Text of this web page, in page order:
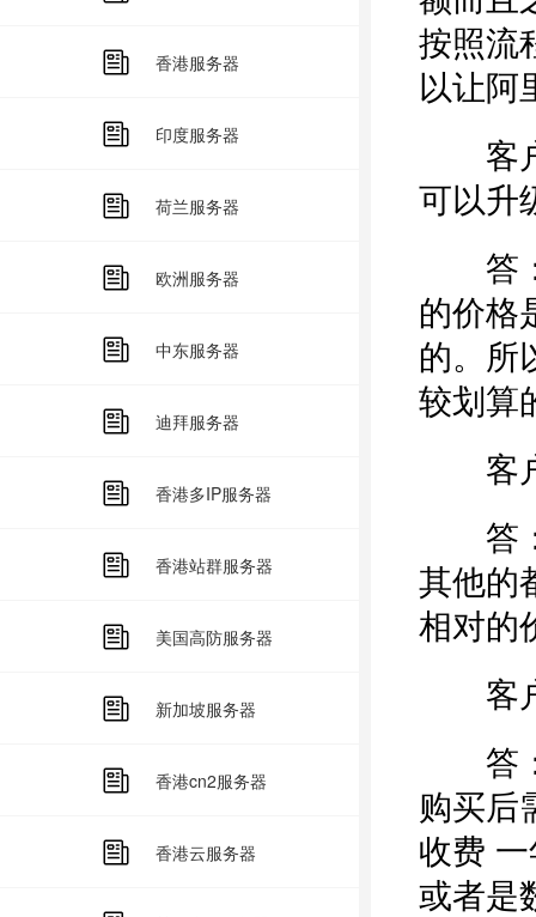
香港服务器
印度服务器
荷兰服务器
欧洲服务器
中东服务器
迪拜服务器
香港多IP服务器
香港站群服务器
美国高防服务器
新加坡服务器
香港cn2服务器
香港云服务器
按照流
以让阿
客户
可以升
答：
的价格
的。所
较划算
客户
答：
其他的
相对的
客户
答：
购买后
收费
或者是